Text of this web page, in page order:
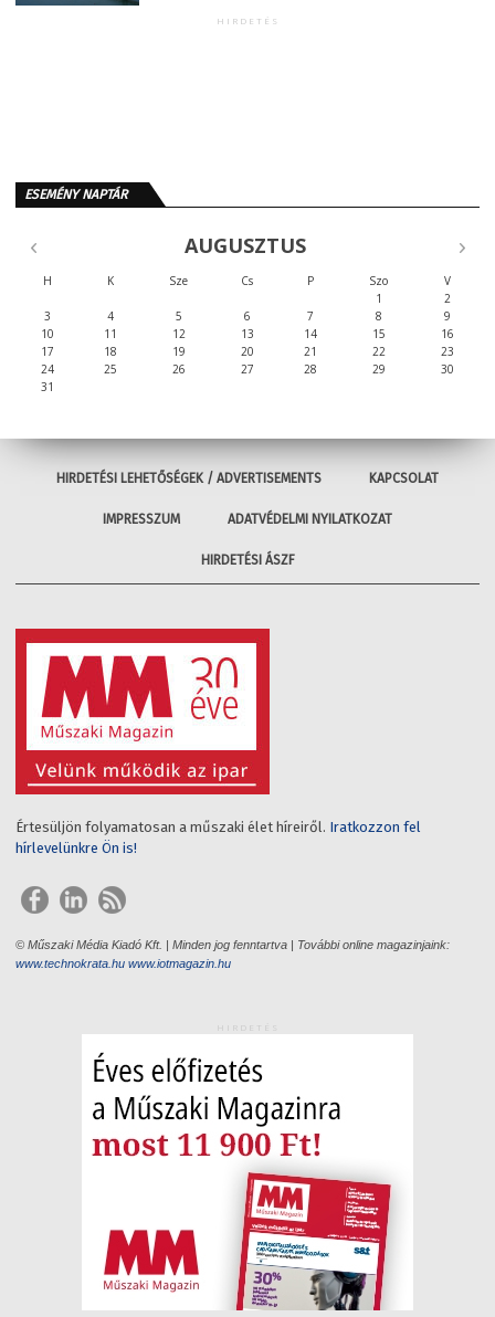
HIRDETÉS
ESEMÉNY NAPTÁR
AUGUSZTUS
H K Sze Cs P Szo
V
1
2
3
4 5 6 7 8
9
10
11 12 13 14 15
16
17
18 19 20 21 22
23
24
25 26 27 28 29
30
31
HIRDETÉSI LEHETŐSÉGEK / ADVERTISEMENTS KAPCSOLAT
IMPRESSZUM ADATVÉDELMI NYILATKOZAT
HIRDETÉSI ÁSZF
Értesüljön folyamatosan a műszaki élet híreiről. Iratkozzon fel
hírlevelünkre Ön is!
© Műszaki Média Kiadó Kft. | Minden jog fenntartva | További online magazinjaink:
www.technokrata.hu www.iotmagazin.hu
HIRDETÉS